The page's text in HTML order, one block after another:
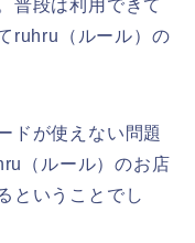
普段は利用できて
ruhru（ルール）の
ドが使えない問題
（ルール）のお店
ということでし